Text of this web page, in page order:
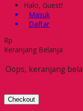
Halo, Guest!
Masuk
Daftar
Rp
Keranjang Belanja
Oops, keranjang
Checkout